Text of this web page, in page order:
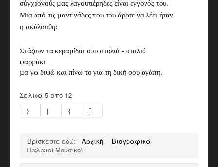
σύγχρονούς µας λαγουτιέρηδες είναι εγγονός του.
Μια από τις µαντινάδες που του άρεσε να λέει ήταν
η ακόλουθη:
Στάζουν τα κεραµίδια σου σταλιά - σταλιά
φαρµάκι
µα γω διψώ και πίνω το για τη δική σου αγάπη.
Σελίδα 5 από 12
Βρίσκεστε εδώ: Αρχική
Βιογραφικά
Παλαιοί Μουσικοί